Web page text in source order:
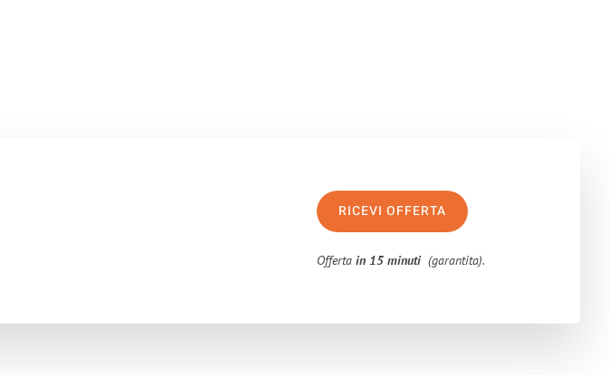
RICEVI OFFERTA
Offertain 15 minuti (garantita).